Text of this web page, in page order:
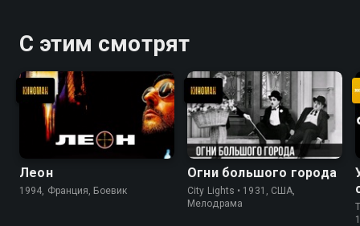
С этим смотрят
Леон
1994, Франция, Боевик
Огни большого города
City Lights • 1931, США,
Мелодрама